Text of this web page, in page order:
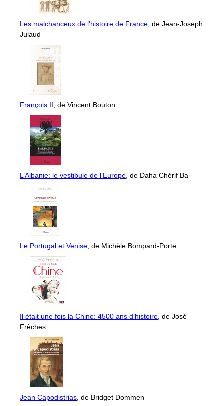
Les malchanceux de l’histoire de France, de Jean-Joseph
Julaud
François II, de Vincent Bouton
L’Albanie: le vestibule de l’Europe, de Daha Chérif Ba
Le Portugal et Venise, de Michèle Bompard-Porte
Il était une fois la Chine: 4500 ans d’histoire, de José
Frèches
Jean Capodistrias, de Bridget Dommen